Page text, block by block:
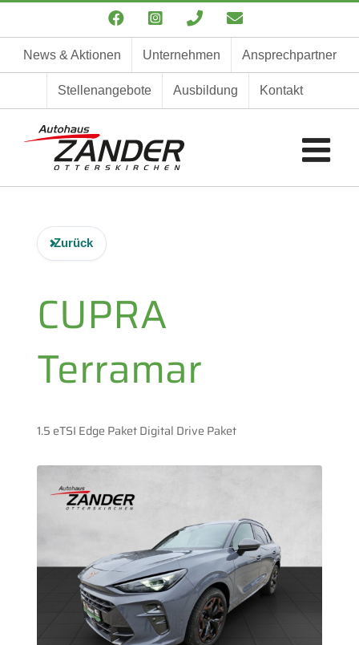
springen
FacebookInstagram
TelefonE-
Mail
News & Aktionen Unternehmen Ansprechpartner
Stellenangebote Ausbildung Kontakt
Zurück
CUPRA
Terramar
1.5 eTSI Edge Paket Digital Drive Paket